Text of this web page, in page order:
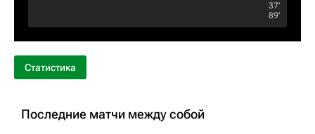
37‎’‎
89‎’‎
Статистика
Последние матчи между собой